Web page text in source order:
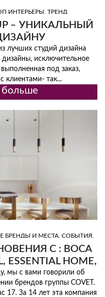
ИНТЕРЬЕРЫ , ТРЕНД
– УНИКАЛЬНЫЙ
лучших студий дизайна
исключительное
под заказ,
клиентами- так...
больше
БРЕНДЫ И МЕСТА, СОБЫТИЯ
С : BOCA
ESSENTIAL HOME,
БРЕНДАМИ
мы с вами говорили об
брендов группы COVET.
17. За 14 лет эта компания